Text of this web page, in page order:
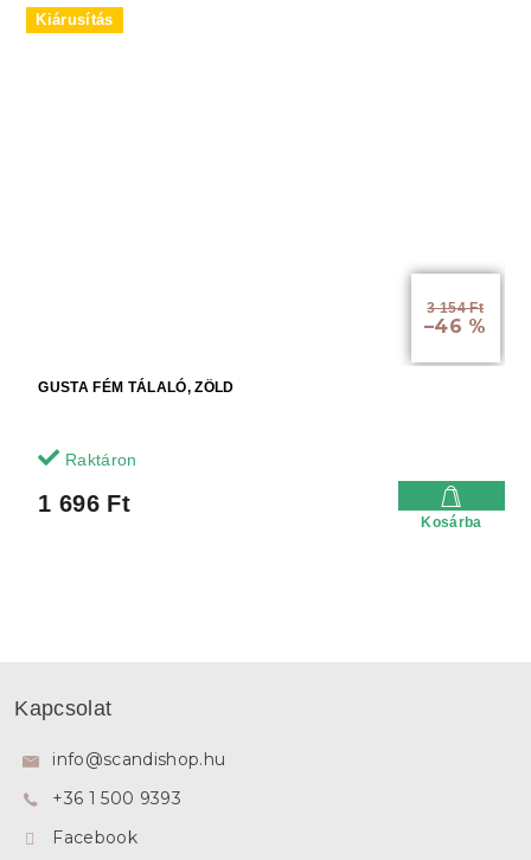
Kiárusítás
3 154 Ft
–46 %
GUSTA FÉM TÁLALÓ, ZÖLD
Raktáron
1 696 Ft
Kosárba
Kapcsolat
info@scandishop.hu
+36 1 500 9393
Facebook